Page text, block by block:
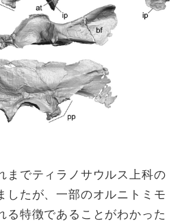
までティラノサウルス上科の
したが、一部のオルニトミモ
る特徴であることがわかった